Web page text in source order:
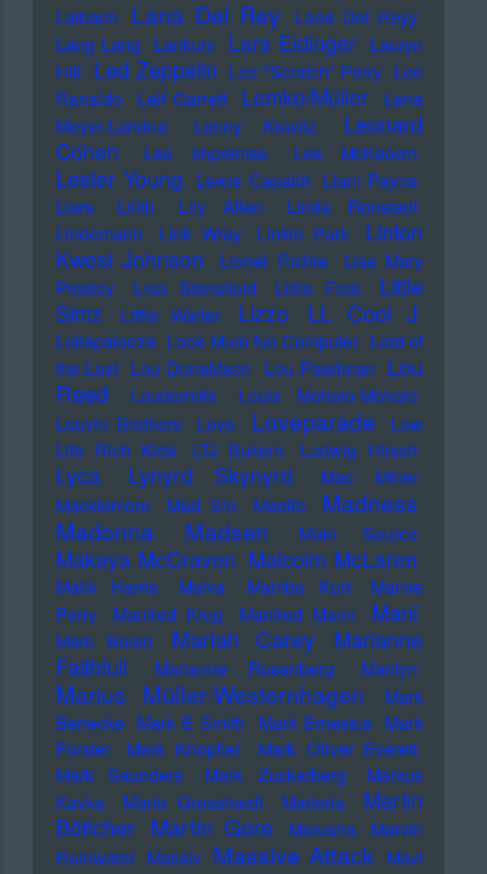
Laibach Lana Del Rey
Lana Del Reyy
Lang Lang Lankum Lars Eidinger Lauryn
Hill Led Zeppelin Lee "Scratch" Perry Lee
Ranaldo
Leif Garrett Lemke/Müller
Lena
Meyer-Landrut
Lenny Kravitz
Leonard
Cohen
Les Impremes Les McKeown
Lester Young Lewis Capaldi Liam Payne
Liars
Lilith Lily Allen
Linda Ronstadt
Lindemann
Link Wray Linkin Park
Linton
Kwesi Johnson
Lionel Richie
Lisa Mary
Presley
Lisa Stansfield Little Feat
Little
Simz
Little Walter Lizzo LL Cool J
Lollapalooza Look Mum No Computer Lord of
the Lost Lou Donaldson Lou Pearlman Lou
Reed
Loudermilk
Louis Moholo-Moholo
Louvin Brothers
Love Loveparade
Low
Life Rich Kids
LTJ Bukem Ludwig Hirsch
Lyca Lynyrd Skynyrd
Mac Miller
Macklemore
Mad Sin Madlib
Madness
Madonna
Madsen Main Source
Makaya McCraven Malcolm McLaren
Malik Harris Malva Mambo Kurt
Mamie
Perry
Manfred Krug Manfred Mann Mani
Marc Bolan Mariah Carey
Marianne
Faithfull
Marianne Rosenberg Marilyn
Marius Müller-Westernhagen
Mark
Benecke Mark E Smith Mark Ernestus Mark
Forster
Mark Knopfler
Mark Oliver Everett
Mark Saunders
Mark Zuckerberg
Markus
Kavka
Marlo Grosshardt Marteria
Martin
Böttcher Martin Gore Marusha
Marvin
Rainwater Massiv Massive Attack Mavi